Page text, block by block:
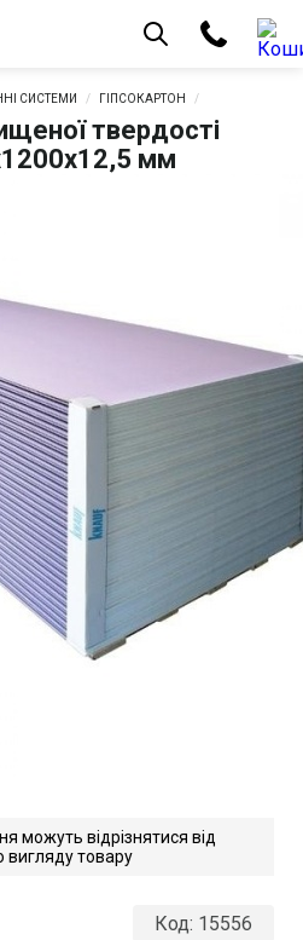
СИСТЕМИ ГІПСОКАРТОН
твердості
мм
можуть відрізнятися від
вигляду товару
Код: 15556